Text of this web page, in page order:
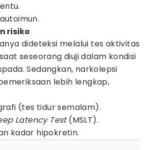
risiko
dideteksi melalui tes aktivitas
seseorang diuji dalam kondisi
Sedangkan, narkolepsi
lebih lengkap,
(tes tidur semalam).
Latency Test(MSLT).
kadar hipokretin.